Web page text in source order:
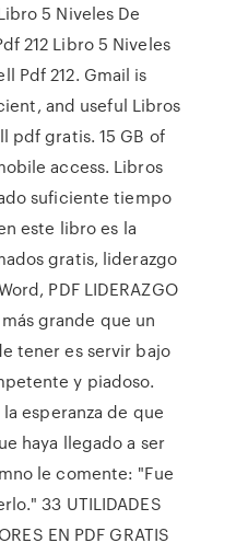
5 Niveles De
212 Libro 5 Niveles
Pdf 212. Gmail is
and useful Libros
pdf gratis. 15 GB of
access. Libros
suficiente tiempo
este libro es la
gratis, liderazgo
PDF LIDERAZGO
grande que un
tener es servir bajo
y piadoso.
esperanza de que
haya llegado a ser
le comente: "Fue
33 UTILIDADES
EN PDF GRATIS